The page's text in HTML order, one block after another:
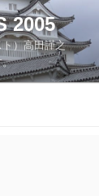
2005
）高田謹之
てます。